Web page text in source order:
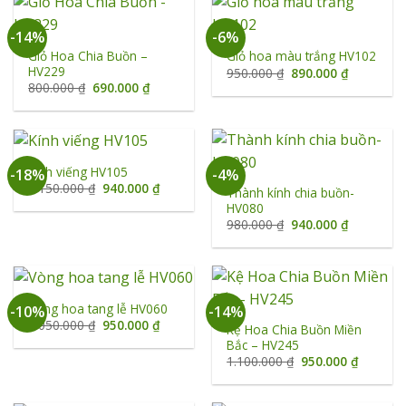
-14%
Giỏ Hoa Chia Buồn –
HV229
800.000₫ Giá
gốc
là:
690.000₫Giá
tại
-6%
Giỏ hoa màu trắng HV102
950.000₫ Giá
gốc
là:
890.000₫Giá
tại
-18%Kính viếng HV105
1.150.000₫ Giá
gốc
là:
940.000₫Giá
tại
-4%
Thành kính chia buồn-
HV080
980.000₫ Giá
gốc
là:
940.000₫Giá
tại
940.000
-10%Vòng hoa tang lễ HV060
1.050.000₫ Giá
là:
950.000₫Giá
tại
-14%
Kệ Hoa Chia Buồn Miền
Bắc – HV245
1.100.000₫ Giá
là:
950.000₫Giá
tại